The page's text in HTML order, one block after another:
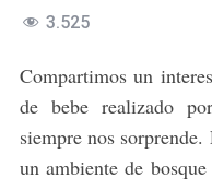
3.525
Compartimos un
de bebe realizado
siempre nos
un ambiente de